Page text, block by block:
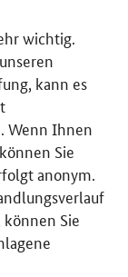
wichtig.
kann es
Wenn Ihnen
Sie
anonym.
Sie